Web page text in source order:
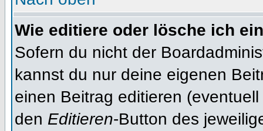
Wie editiere oder lösche ich
Sofern du nicht der
kannst du nur deine eigenen
einen Beitrag editieren
den Editieren-Button des